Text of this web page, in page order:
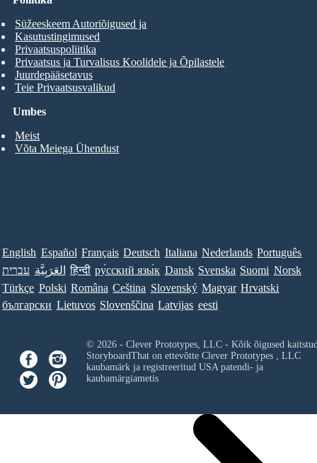
Umbes
Meist
Võta Meiega Ühendust
Süžeeskeem Autoriõigused ja
Kasutustingimused
Privaatsuspoliitika
Privaatsus ja Turvalisus Koolidele ja Õpilastele
Juurdepääsetavus
Teie Privaatsusvalikud
English Español Français Deutsch Italiana Nederlands Português
עברית العَرَبِيَّة हिन्दी ру́сский язы́к Dansk Svenska Suomi Norsk
Türkçe Polski Româna Ceština Slovenský Magyar Hrvatski
български Lietuvos Slovenščina Latvijas eesti
© 2026 - Clever Prototypes, LLC - Kõik õigused
StoryboardThat on ettevõtte Clever Prototypes , LLC
kaubamärk ja registreeritud USA patendi- ja
kaubamärgiametis